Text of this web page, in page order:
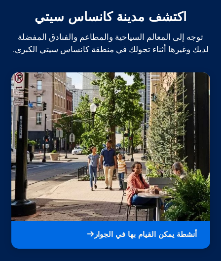
اكتشف مدينة كانساس سيتي
توجه إلى المعالم السياحية والمطاعم والفنادق المفضلة
لديك وغيرها أثناء تجولك في منطقة كانساس سيتي الكبرى.
أنشطة يمكن القيام بها في الجوار